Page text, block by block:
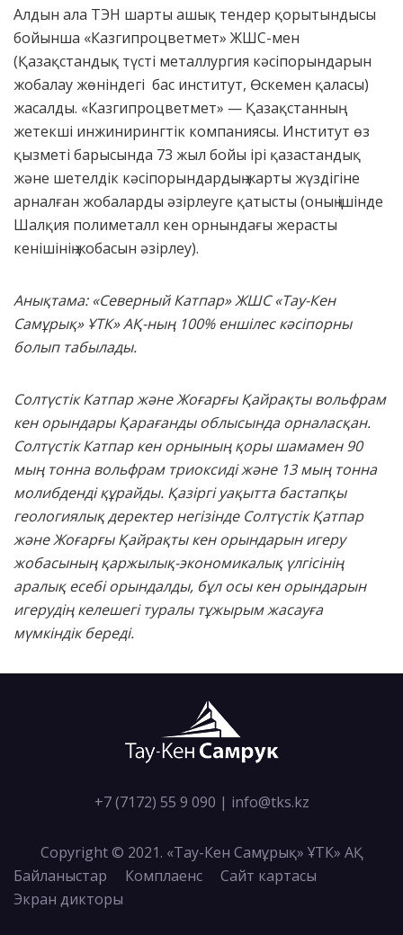
Алдын ала ТЭН шарты ашық тендер қорытындысы
бойынша «Казгипроцветмет» ЖШС-мен
(Қазақстандық түсті металлургия кәсіпорындарын
жобалау жөніндегі бас институт, Өскемен қаласы)
жасалды. «Казгипроцветмет» — Қазақстанның
жетекші инжинирингтік компаниясы. Институт өз
қызметі барысында 73 жыл бойы ірі қазастандық
және шетелдік кәсіпорындардың жарты жүздігіне
арналған жобаларды әзірлеуге қатысты (оның ішінде
Шалқия полиметалл кен орнындағы жерасты
кенішінің жобасын әзірлеу).
Анықтама: «Северный Катпар» ЖШС «Тау-Кен
Самұрық» ҰТК» АҚ-ның 100% еншілес кәсіпорны
болып табылады.
Солтүстік Катпар және Жоғарғы Қайрақты вольфрам
кен орындары Қарағанды облысында орналасқан.
Солтүстік Катпар кен орнының қоры шамамен 90
мың тонна вольфрам триоксиді және 13 мың тонна
молибденді құрайды. Қазіргі уақытта бастапқы
геологиялық деректер негізінде Солтүстік Қатпар
және Жоғарғы Қайрақты кен орындарын игеру
жобасының қаржылық-экономикалық үлгісінің
аралық есебі орындалды, бұл осы кен орындарын
игерудің келешегі туралы тұжырым жасауға
мүмкіндік береді.
+7 (7172) 55 9 090 | info@tks.kz
Copyright © 2021. «Тау-Кен Самұрық» ҰТК» АҚ
Байланыстар
Комплаенс
Сайт картасы
Экран дикторы